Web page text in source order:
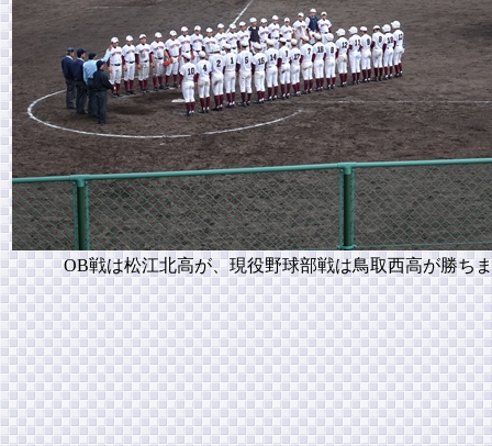
OB戦は松江北高が、現役野球部戦は鳥取西高が勝ち